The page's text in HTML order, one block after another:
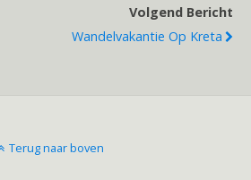
Volgend Bericht
Wandelvakantie Op Kreta
Terug naar boven